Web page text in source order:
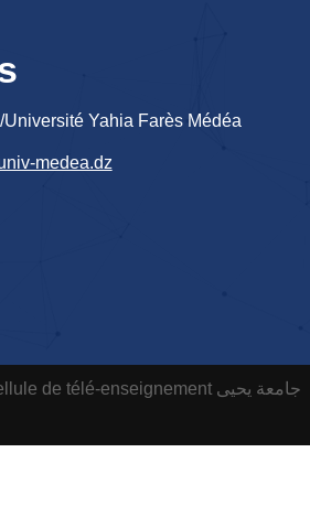
جامعة يحي فارس المدية /Université Yahia Farès Médéa
medea.dz
de télé-enseignement جامعة يحيى